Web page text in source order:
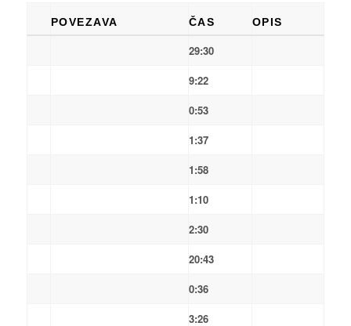
POVEZAVA ČAS OPIS
29:30
9:22
0:53
1:37
1:58
1:10
2:30
20:43
0:36
3:26